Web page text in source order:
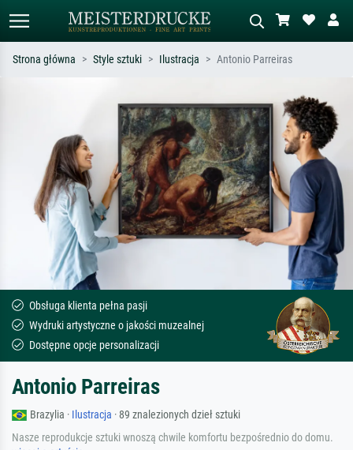
Szukaj wg artysty, tytułu lub stylu – np.
Monet, Gwiaździsta noc,
impresjonizm, fala Hokusaia, akt.
Opisz scenę – np. zielona łąka,
abstrakcja z czerwienią, ciemny olej,
stojący akt obok drzewa.
Strona główna Style sztuki Ilustracja Antonio Parreiras
Obsługa klienta pełna pasji
Wydruki artystyczne o jakości muzealnej
Dostępne opcje personalizacji
Antonio Parreiras
Brazylia · Ilustracja · 89 znalezionych dzieł sztuki
Nasze reprodukcje sztuki wnoszą chwile komfortu bezpośrednio do domu.